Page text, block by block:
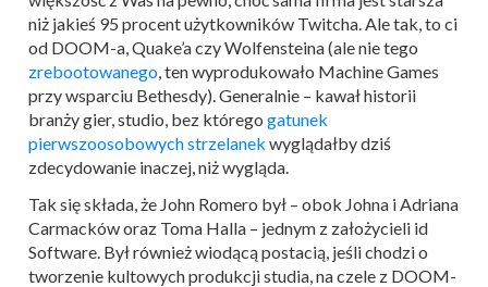
niż jakieś 95 procent użytkowników Twitcha. Ale tak, to ci
od DOOM-a, Quake’a czy Wolfensteina (ale nie tego
zrebootowanego, ten wyprodukowało Machine Games
przy wsparciu Bethesdy). Generalnie – kawał historii
branży gier, studio, bez którego gatunek
pierwszoosobowych strzelanek wyglądałby dziś
zdecydowanie inaczej, niż wygląda.
Tak się składa, że John Romero był – obok Johna i Adriana
Carmacków oraz Toma Halla – jednym z założycieli id
Software. Był również wiodącą postacią, jeśli chodzi o
tworzenie kultowych produkcji studia, na czele z DOOM-